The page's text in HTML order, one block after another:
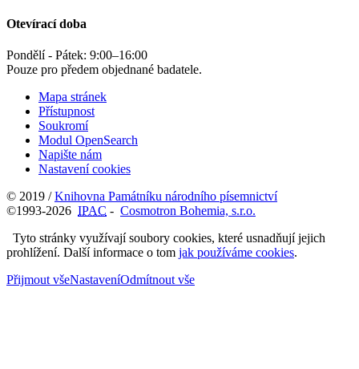
Otevírací doba
Pondělí - Pátek: 9:00–16:00
Pouze pro předem objednané badatele.
Mapa stránek
Přístupnost
Soukromí
Modul OpenSearch
Napište nám
Nastavení cookies
© 2019 /Knihovna Památníku národního písemnictví
©1993-2026 IPAC - Cosmotron Bohemia, s.r.o.
Tyto stránky využívají soubory cookies, které usnadňují jejich
prohlížení. Další informace o tom jak používáme cookies.
Přijmout všeNastaveníOdmítnout vše